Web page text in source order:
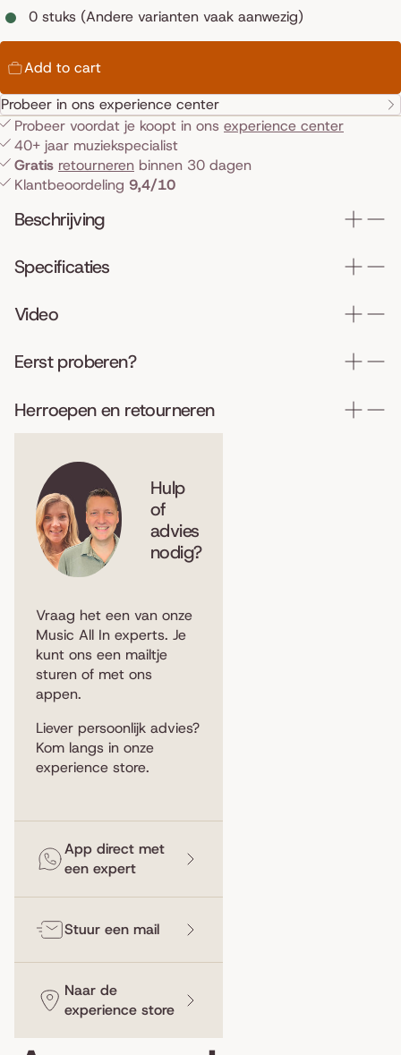
0 stuks (Andere varianten vaak aanwezig)
Add to cart
Probeer in ons experience center
Probeer voordat je koopt in ons experience center
40+ jaar muziekspecialist
Gratis retourneren binnen 30 dagen
Klantbeoordeling 9,4/10
Beschrijving
Specificaties
Video
Eerst proberen?
Herroepen en retourneren
Hulp
of
advies
nodig?
Vraag het een van onze
Music All In experts. Je
kunt ons een mailtje
sturen of met ons
appen.
Liever persoonlijk advies?
Kom langs in onze
experience store.
App direct met
een expert
Stuur een mail
Naar de
experience store